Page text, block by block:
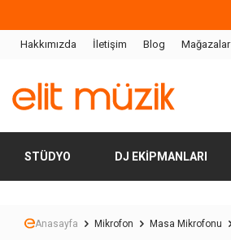
Hakkımızda İletişim Blog Mağazalar
STÜDYO DJ EKIPMANLARI
Anasayfa Mikrofon Masa Mikrofonu